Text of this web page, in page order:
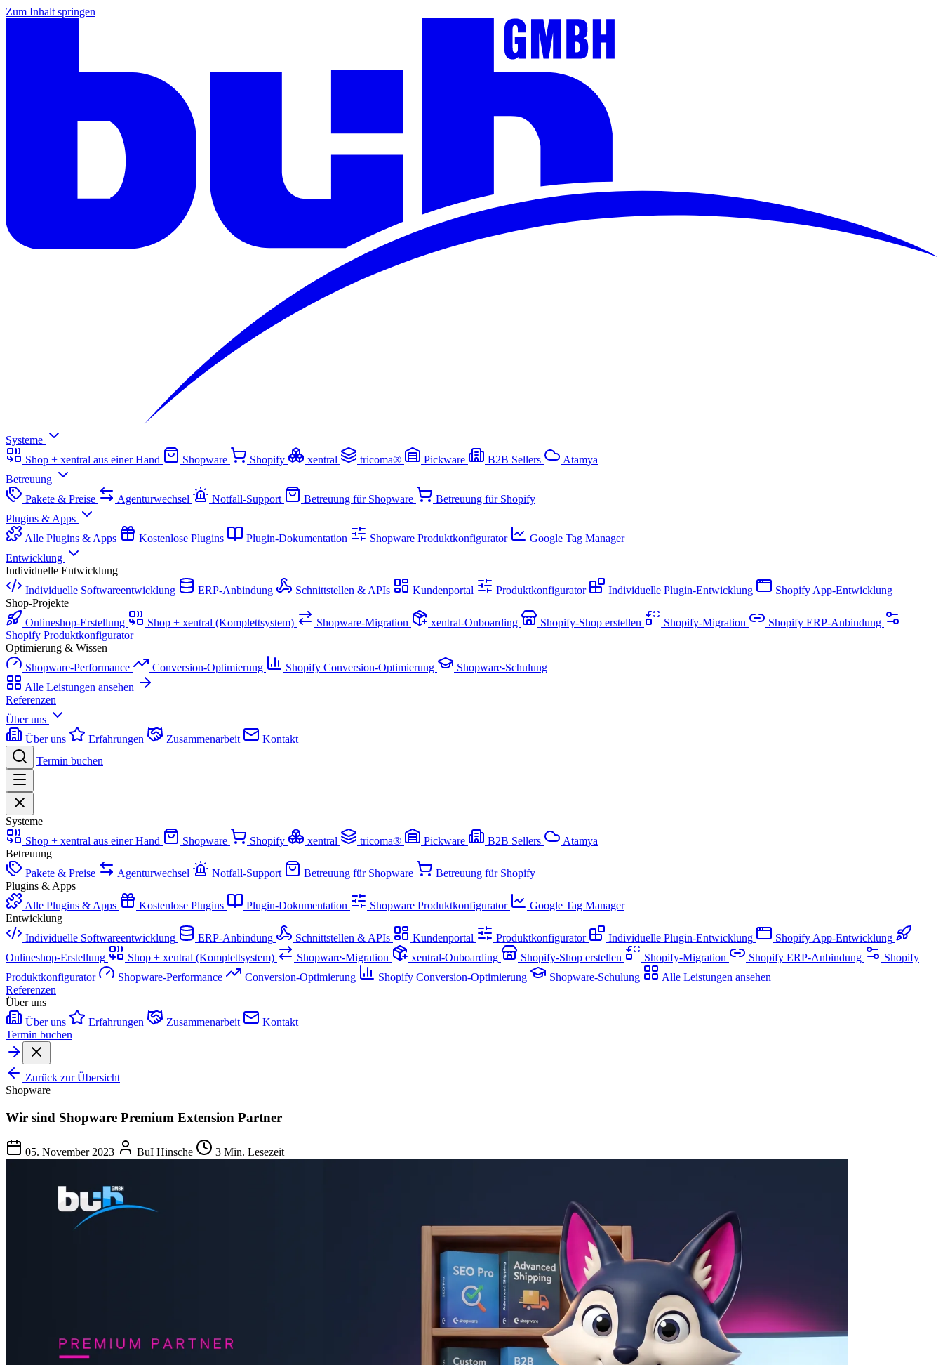
Zum Inhalt springen
Systeme
Shop + xentral aus einer Hand
Shopware Shopify xentral tricoma® Pickware B2B Sellers
Atamya
Betreuung
Pakete & Preise
Agenturwechsel Notfall-Support Betreuung für Shopware
Betreuung für Shopify
Plugins & Apps
Alle Plugins & Apps
Kostenlose Plugins Plugin-Dokumentation Shopware Produktkonfigurator
Google Tag Manager
Entwicklung
Individuelle Entwicklung
Individuelle Softwareentwicklung
ERP-Anbindung Schnittstellen & APIs Kundenportal Produktkonfigurator Individuelle Plugin-Entwicklung
Shopify App-Entwicklung
Shop-Projekte
Onlineshop-Erstellung
Shop + xentral (Komplettsystem) Shopware-Migration xentral-Onboarding Shopify-Shop erstellen Shopify-Migration
Shopify ERP-Anbindung
Shopify Produktkonfigurator
Optimierung & Wissen
Shopware-Performance
Conversion-Optimierung Shopify Conversion-Optimierung
Shopware-Schulung
Alle Leistungen ansehen
Referenzen
Über uns
Über uns
Erfahrungen Zusammenarbeit
Kontakt
Termin buchen
Systeme
Shop + xentral aus einer Hand
Shopware Shopify xentral tricoma® Pickware B2B Sellers
Atamya
Betreuung
Pakete & Preise
Agenturwechsel Notfall-Support Betreuung für Shopware
Betreuung für Shopify
Plugins & Apps
Alle Plugins & Apps
Kostenlose Plugins Plugin-Dokumentation Shopware Produktkonfigurator
Google Tag Manager
Entwicklung
Individuelle Softwareentwicklung
ERP-Anbindung Schnittstellen & APIs Kundenportal Produktkonfigurator Individuelle Plugin-Entwicklung
Shopify App-Entwicklung
Onlineshop-Erstellung
Shop + xentral (Komplettsystem) Shopware-Migration xentral-Onboarding Shopify-Shop erstellen Shopify-Migration Shopify ERP-Anbindung
Shopify
Produktkonfigurator
Shopware-Performance Conversion-Optimierung Shopify Conversion-Optimierung Shopware-Schulung
Alle Leistungen ansehen
Referenzen
Über uns
Über uns
Erfahrungen Zusammenarbeit
Kontakt
Termin buchen
Zurück zur Übersicht
Shopware
Wir sind Shopware Premium Extension Partner
05. November 2023 BuI Hinsche 3 Min. Lesezeit